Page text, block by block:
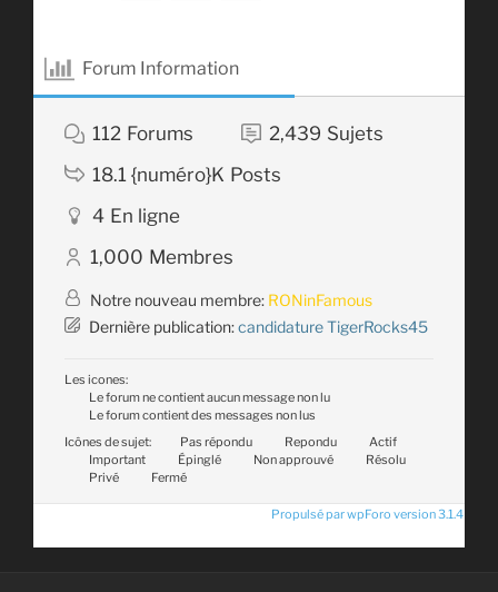
Forum Information
112 Forums 2,439 Sujets
18.1 {numéro}K Posts
4 En ligne
1,000 Membres
Notre nouveau membre: RONinFamous
Dernière publication:candidature TigerRocks45
Les icones:
Le forum ne contient aucun message non lu
Le forum contient des messages non lus
Icônes de sujet:
Pas répondu Repondu
Actif
Important
Épinglé Non approuvé
Résolu
Privé
Fermé
Propulsé par wpForo version 3.1.4